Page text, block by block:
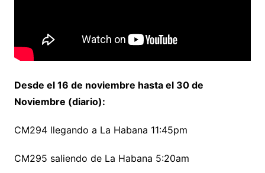
Desde el 16 de noviembre hasta el 30 de
Noviembre (diario):
CM294 llegando a La Habana 11:45pm
CM295 saliendo de La Habana 5:20am